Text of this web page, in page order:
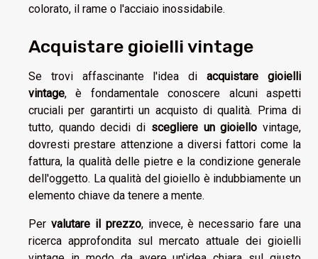
colorato, il rame o l'acciaio inossidabile.
Acquistare gioielli vintage
Se trovi affascinante l'idea diacquistare gioielli
vintage, è fondamentale conoscere alcuni aspetti
cruciali per garantirti un acquisto di qualità. Prima di
tutto, quando decidi di scegliere un gioiello vintage,
dovresti prestare attenzione a diversi fattori come la
fattura, la qualità delle pietre e la condizione generale
dell'oggetto. La qualità del gioiello è indubbiamente un
elemento chiave da tenere a mente.
Per valutare il prezzo, invece, è necessario fare una
ricerca approfondita sul mercato attuale dei gioielli